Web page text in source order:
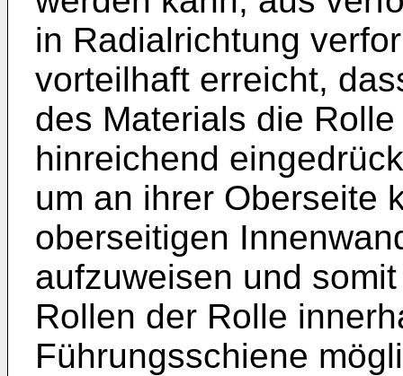
in Radialrichtung
vorteilhaft erreicht,
des Materials die
hinreichend
um an ihrer Oberseite
oberseitigen
aufzuweisen und
Rollen der Rolle
Führungsschiene